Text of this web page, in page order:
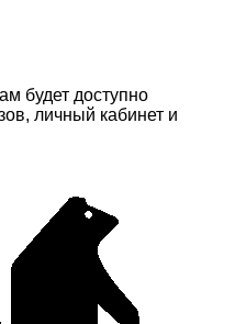
будет доступно
личный кабинет и